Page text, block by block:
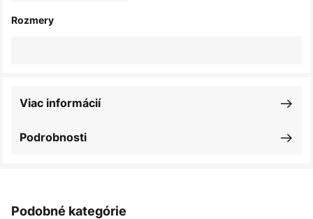
Rozmery
Podrobnosti
Viac informácií
Podobné kategórie